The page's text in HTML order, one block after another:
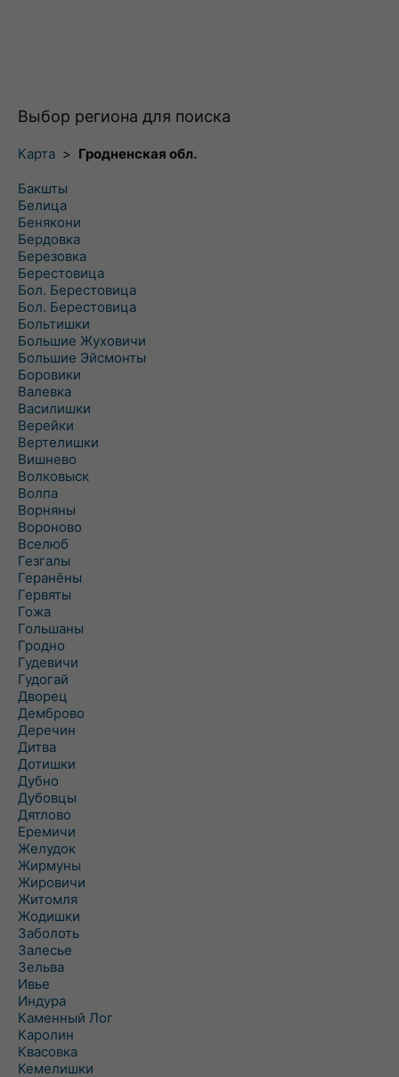
Выбор региона для поиска
Карта > Гродненская обл.
Бакшты
Белица
Бенякони
Бердовка
Березовка
Берестовица
Бол. Берестовица
Бол. Берестовица
Больтишки
Большие Жуховичи
Большие Эйсмонты
Боровики
Валевка
Василишки
Верейки
Вертелишки
Вишнево
Волковыск
Волпа
Ворняны
Вороново
Вселюб
Гезгалы
Геранёны
Гервяты
Гожа
Гольшаны
Гродно
Гудевичи
Гудогай
Дворец
Демброво
Деречин
Дитва
Дотишки
Дубно
Дубовцы
Дятлово
Еремичи
Желудок
Жирмуны
Жировичи
Житомля
Жодишки
Заболоть
Залесье
Зельва
Ивье
Индура
Каменный Лог
Каролин
Квасовка
Кемелишки